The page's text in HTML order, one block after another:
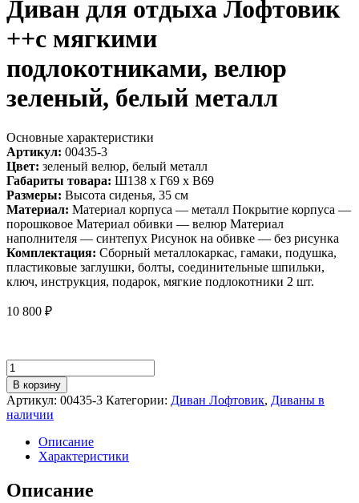
Диван для отдыха Лофтовик
++с мягкими
подлокотниками, велюр
зеленый, белый металл
Основные характеристики
Артикул: 00435-3
Цвет: зеленый велюр, белый металл
Габариты товара: Ш138 х Г69 х В69
Размеры: Высота сиденья, 35 см
Материал: Материал корпуса — металл Покрытие корпуса —
порошковое Материал обивки — велюр Материал
наполнителя — синтепух Рисунок на обивке — без рисунка
Комплектация: Сборный металлокаркас, гамаки, подушка,
пластиковые заглушки, болты, соединительные шпильки,
ключ, инструкция, подарок, мягкие подлокотники 2 шт.
10 800 ₽
Количество
товара
Диван
для
отдыха
Лофтовик
мягкими
подлокотниками,
велюр
В корзину
Артикул: 00435-3 Категории: Диван Лофтовик, Диваны в
наличии
Описание
Характеристики
Описание